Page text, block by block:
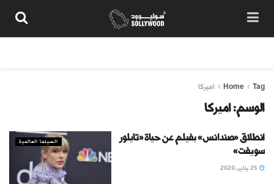
Home Tag اميركا
الوسم:اميركا
السينما العالمية
انطلاق «صندانس» بفيلم عن حياة «تايلور
سويفت»